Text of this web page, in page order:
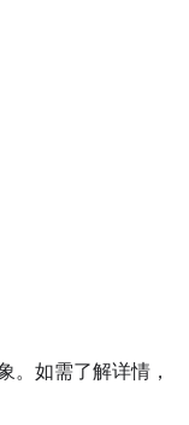
。如需了解详情，